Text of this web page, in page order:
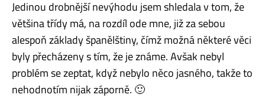
Jedinou drobnější nevýhodu jsem shledala v tom, že
většina třídy má, na rozdíl ode mne, již za sebou
alespoň základy španělštiny, čímž možná některé věci
byly přecházeny s tím, že je známe. Avšak nebyl
problém se zeptat, když nebylo něco jasného, takže to
nehodnotím nijak záporně. 🙂